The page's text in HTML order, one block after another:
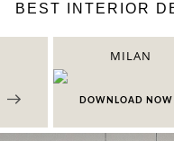
BEST INTERIOR
MILAN
DOWNLOAD NOW